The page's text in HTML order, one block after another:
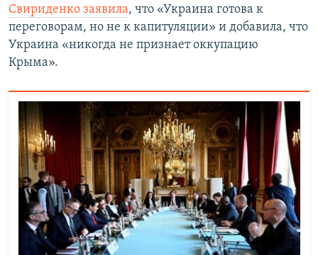
Свириденко заявила, что «Украина готова к
переговорам, но не к капитуляции» и добавила, что
Украина «никогда не признает оккупацию
Крыма».